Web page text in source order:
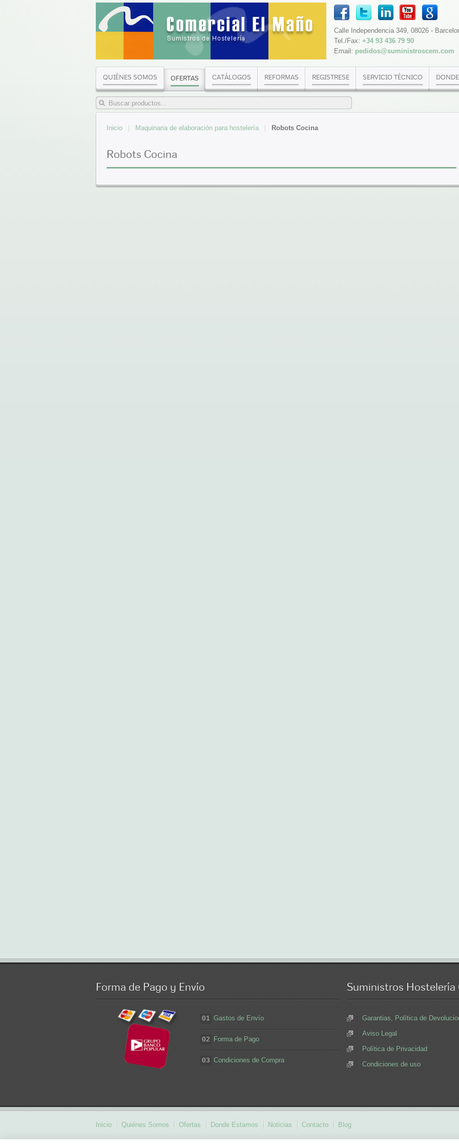
Calle Independencia 349, 08026 -
Tel./Fax: +34 93 436 79 90
Email: pedidos@suministroscem.com
QUIÉNES SOMOS OFERTAS CATÁLOGOS REFORMAS REGISTRESE SERVICIO TÉCNICO
Inicio Maquinaria de elaboración para hostelería Robots Cocina
Robots Cocina
Forma de Pago y Envío
01 Gastos de Envío
02 Forma de Pago
03 Condiciones de Compra
Suministros Hostelería
Garantias, Política de
Aviso Legal
Política de Privacidad
Condiciones de uso
Inicio Quiénes Somos Ofertas Donde Estamos Noticias Contacto Blog